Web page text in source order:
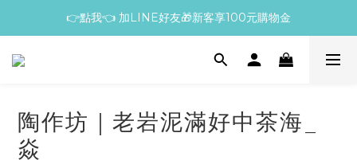
👉點我👈 加LINE好友🎁新客享100元購物金
陶作坊｜老岩泥滿好中茶海_
焱